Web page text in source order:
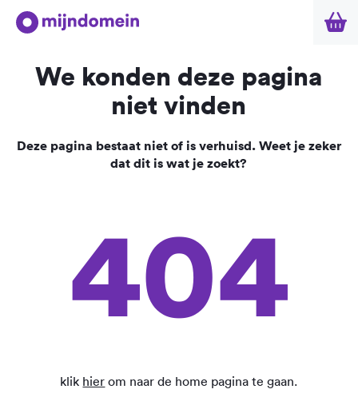
We konden deze pagina
niet vinden
Deze pagina bestaat niet of is verhuisd. Weet je zeker
dat dit is wat je zoekt?
404
klik hier om naar de home pagina te gaan.